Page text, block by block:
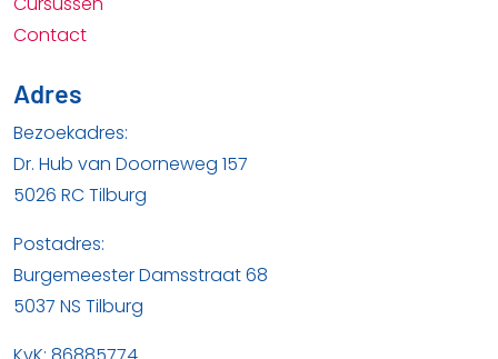
Contact
Adres
Bezoekadres:
Dr. Hub van Doorneweg 157
5026 RC Tilburg
Postadres:
Burgemeester Damsstraat 68
5037 NS Tilburg